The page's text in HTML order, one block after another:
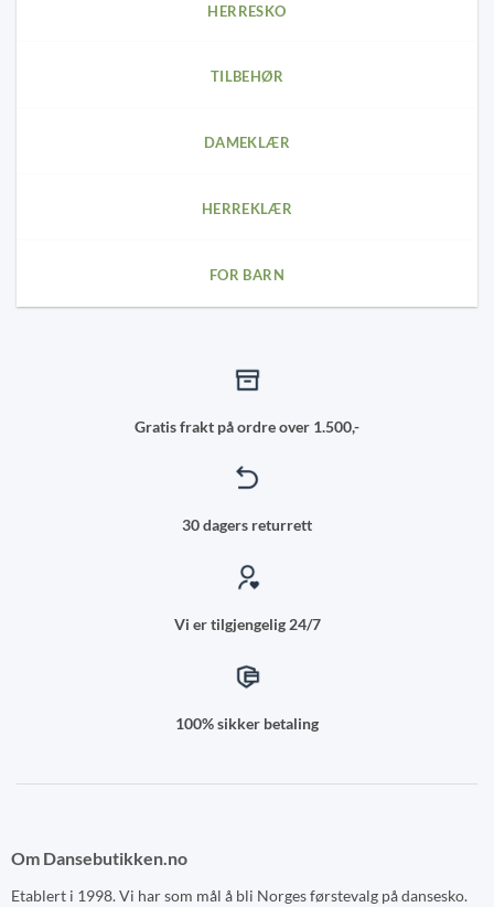
HERRESKO
TILBEHØR
DAMEKLÆR
HERREKLÆR
FOR BARN
Gratis frakt på ordre over 1.500,-
30 dagers returrett
Vi er tilgjengelig 24/7
100% sikker betaling
Om Dansebutikken.no
Etablert i 1998. Vi har som mål å bli Norges førstevalg på dansesko.